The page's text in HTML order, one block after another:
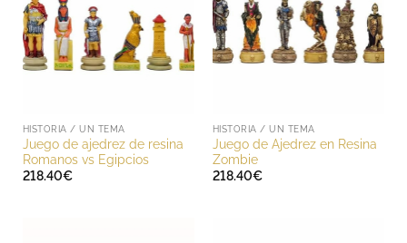
HISTORIA / UN TEMA
Juego de ajedrez de resina
Romanos vs Egipcios
218.40€
HISTORIA / UN TEMA
Juego de Ajedrez en Resina
Zombie
218.40€